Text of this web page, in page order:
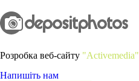
Розробка веб-сайту "Activemedia"
Напишіть нам